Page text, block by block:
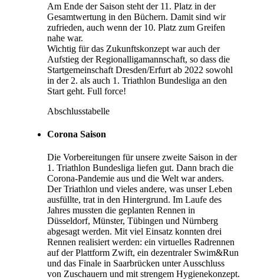
Am Ende der Saison steht der 11. Platz in der
Gesamtwertung in den Büchern. Damit sind wir
zufrieden, auch wenn der 10. Platz zum Greifen
nahe war.
Wichtig für das Zukunftskonzept war auch der
Aufstieg der Regionalligamannschaft, so dass die
Startgemeinschaft Dresden/Erfurt ab 2022 sowohl
in der 2. als auch 1. Triathlon Bundesliga an den
Start geht. Full force!
Abschlusstabelle
Corona Saison
Die Vorbereitungen für unsere zweite Saison in der
1. Triathlon Bundesliga liefen gut. Dann brach die
Corona-Pandemie aus und die Welt war anders.
Der Triathlon und vieles andere, was unser Leben
ausfüllte, trat in den Hintergrund. Im Laufe des
Jahres mussten die geplanten Rennen in
Düsseldorf, Münster, Tübingen und Nürnberg
abgesagt werden. Mit viel Einsatz konnten drei
Rennen realisiert werden: ein virtuelles Radrennen
auf der Plattform Zwift, ein dezentraler Swim&Run
und das Finale in Saarbrücken unter Ausschluss
von Zuschauern und mit strengem Hygienekonzept.